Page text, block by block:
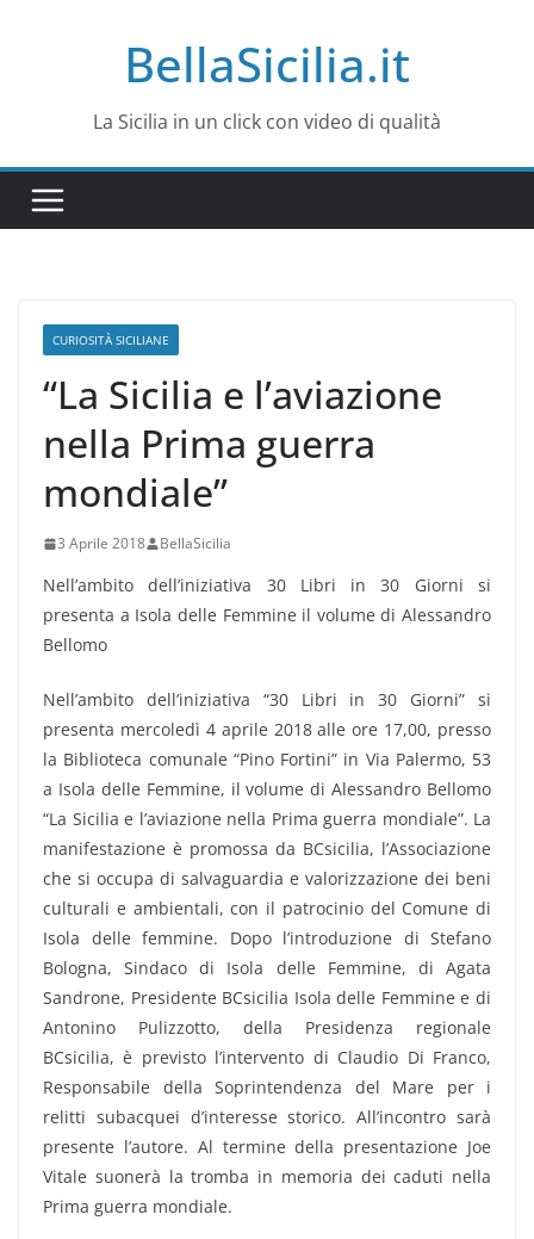
BellaSicilia.it
La Sicilia in un click con video di qualità
CURIOSITÀ SICILIANE
“La Sicilia e l’aviazione
nella Prima guerra
mondiale”
3 Aprile 2018 BellaSicilia
Nell’ambito dell’iniziativa 30 Libri in 30 Giorni si
presenta a Isola delle Femmine il volume di Alessandro
Bellomo
Nell’ambito dell’iniziativa “30 Libri in 30 Giorni” si
presenta mercoledì 4 aprile 2018 alle ore 17,00, presso
la Biblioteca comunale “Pino Fortini” in Via Palermo, 53
a Isola delle Femmine, il volume di Alessandro Bellomo
“La Sicilia e l’aviazione nella Prima guerra mondiale”. La
manifestazione è promossa da BCsicilia, l’Associazione
che si occupa di salvaguardia e valorizzazione dei beni
culturali e ambientali, con il patrocinio del Comune di
Isola delle femmine. Dopo l’introduzione di Stefano
Bologna, Sindaco di Isola delle Femmine, di Agata
Sandrone, Presidente BCsicilia Isola delle Femmine e di
Antonino Pulizzotto, della Presidenza regionale
BCsicilia, è previsto l’intervento di Claudio Di Franco,
Responsabile della Soprintendenza del Mare per i
relitti subacquei d’interesse storico. All’incontro sarà
presente l’autore. Al termine della presentazione Joe
Vitale suonerà la tromba in memoria dei caduti nella
Prima guerra mondiale.